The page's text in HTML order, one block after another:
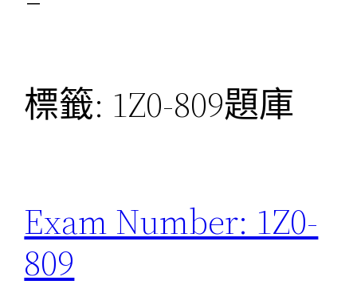
標籤: 1Z0-809題庫
Exam Number: 1Z0-
809